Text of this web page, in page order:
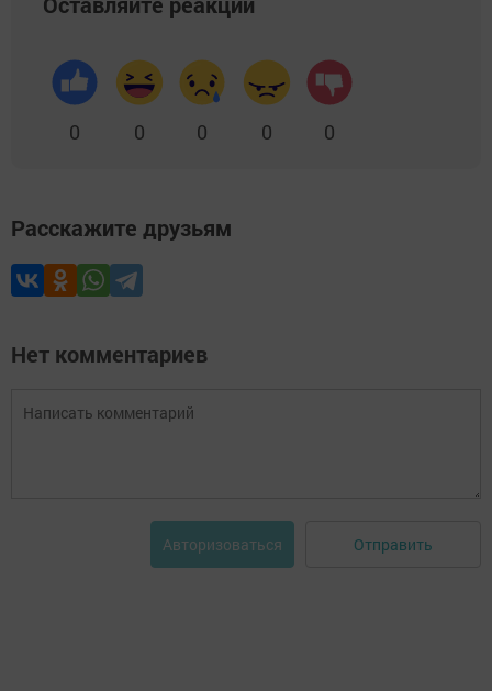
0 0 0 0 0
Расскажите друзьям
Нет комментариев
Авторизоваться Отправить